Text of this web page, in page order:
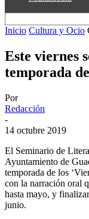
Inicio Cultura y Ocio
Este viernes
temporada
Por
Redacción
-
14 octubre 2019
El Seminario de
Ayuntamiento de
temporada de los
con la narración oral
hasta mayo, y
junio.